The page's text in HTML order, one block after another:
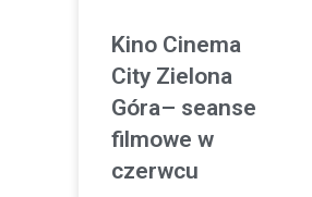
Kino Cinema
City Zielona
Góra– seanse
filmowe w
czerwcu